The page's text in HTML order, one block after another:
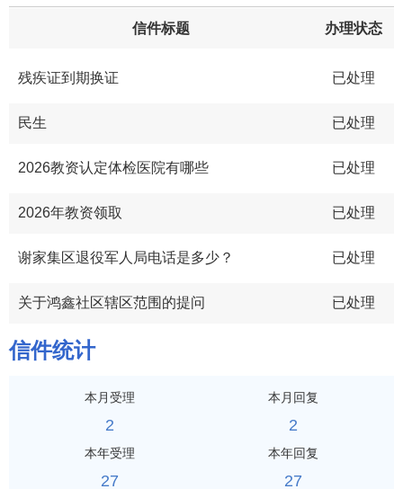
信件标题 办理状态
残疾证到期换证 已处理
民生 已处理
2026教资认定体检医院有哪些 已处理
2026年教资领取 已处理
谢家集区退役军人局电话是多少？ 已处理
关于鸿鑫社区辖区范围的提问 已处理
信件统计
本月受理
2
本月回复
2
本年受理
27
本年回复
27